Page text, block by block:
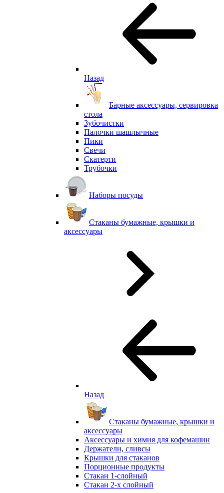
Назад
Барные аксессуары, сервировка
стола
Зубочистки
Палочки шашлычные
Пики
Свечи
Скатерти
Трубочки
Наборы посуды
Стаканы бумажные, крышки и
аксессуары
Назад
Стаканы бумажные, крышки и
аксессуары
Аксессуары и химия для кофемашин
Держатели, сливсы
Крышки для стаканов
Порционные продукты
Стакан 1-слойный
Стакан 2-х слойный